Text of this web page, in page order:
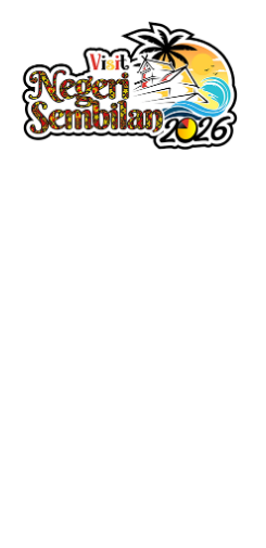
content